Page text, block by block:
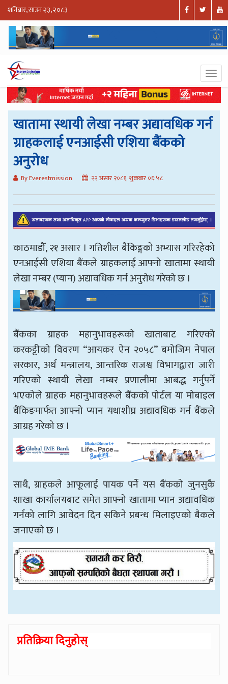
शनिबार, साउन २३, २०८३
खातामा स्थायी लेखा नम्बर अद्यावधिक गर्न
ग्राहकलाई एनआईसी एशिया बैंकको
अनुरोध
By Everestmission २२ असार २०८१, शुक्रबार ०६:५८
काठमाडौँ, २१ असार । गतिशील बैंकिङ्गको अभ्यास गरिरहेको
एनआईसी एशिया बैंकले ग्राहकलाई आफ्नो खातामा स्थायी
लेखा नम्बर (प्यान) अद्यावधिक गर्न अनुरोध गरेको छ ।
बैंकका ग्राहक महानुभावहरूको खाताबाट गरिएको
करकट्टीको विवरण “आयकर ऐन २०५८” बमोजिम नेपाल
सरकार, अर्थ मन्त्रालय, आन्तरिक राजश्व विभागद्वारा जारी
गरिएको स्थायी लेखा नम्बर प्रणालीमा आबद्ध गर्नुपर्ने
भएकोले ग्राहक महानुभावहरूले बैंकको पोर्टल या मोबाइल
बैंकिङमार्फत आफ्नो प्यान यथाशीघ्र अद्यावधिक गर्न बैंकले
आग्रह गरेको छ ।
साथै, ग्राहकले आफूलाई पायक पर्ने यस बैंकको जुनसुकै
शाखा कार्यालयबाट समेत आफ्नो खातामा प्यान अद्यावधिक
गर्नको लागि आवेदन दिन सकिने प्रबन्ध मिलाइएको बैकले
जनाएको छ ।
प्रतिक्रिया दिनुहोस्